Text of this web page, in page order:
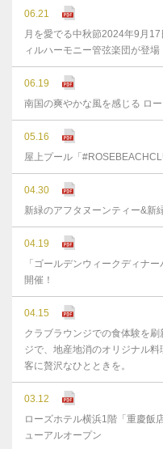
06.21
月を愛でる中秋節2024年9月
ィルハーモニー管弦楽団が登場
06.19
南国の爽やかな風を感じる ロ
05.16
屋上プール「
04.30
新緑のアフタヌーンティー&新
04.19
「ゴールデンウィークディナ
開催！
04.15
クラブラウンジでの食体験を
ジで、地産地消のオリジナル
客に贅沢なひとときを。
03.12
ローズホテル横浜1階「重慶飯
ューアルオープン